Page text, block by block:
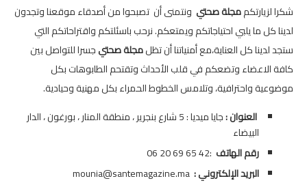
شكرا لزيارتكممجلة صحتي ونتمنى أن تصبحوا من أصدقاء موقعنا وتجدون
لدينا كل ما يلبي احتياجاتكم ويمتعكم. نرحب باسئلتكم واقتراحاتكم التي
ستجد لدينا كل العناية،مع أمنياتنا أن تظلمجلة صحتيجسرا للتواصل بين
كافة الاعضاء وتضعكم في قلب الأحداث وتقتحم الطابوهات بكل
موضوعية واحترافية، وتلامس الخطوط الحمراء بكل مهنية وحيادية.
العنوان :
جايا ميديا : 5 شارع بنجرير ، منطقة المنار ، بورغون ، الدار
البيضاء
رقم الهاتف :42 65 69 20 06
البريد الإلكتروني : mounia@santemagazine.ma